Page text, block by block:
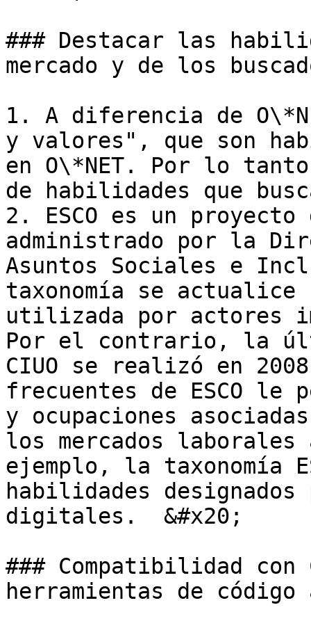
### Destacar las
mercado y de los
1. A diferencia de
y valores", que son
en O\*NET. Por lo
de habilidades que
2. ESCO es un
administrado por la
Asuntos Sociales e
taxonomía se
utilizada por actores
Por el contrario, la
CIUO se realizó en
frecuentes de ESCO
y ocupaciones
los mercados
ejemplo, la taxonomía
habilidades
digitales.  &#x20;
### Compatibilidad con
herramientas de